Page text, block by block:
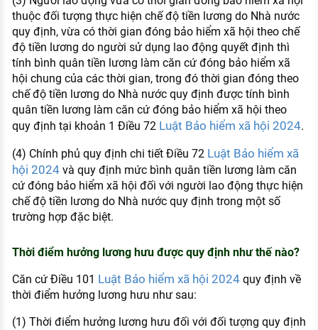
thuộc đối tượng thực hiện chế độ tiền lương do Nhà nước
quy định, vừa có thời gian đóng bảo hiểm xã hội theo chế
độ tiền lương do người sử dụng lao động quyết định thì
tính bình quân tiền lương làm căn cứ đóng bảo hiểm xã
hội chung của các thời gian, trong đó thời gian đóng theo
chế độ tiền lương do Nhà nước quy định được tính bình
quân tiền lương làm căn cứ đóng bảo hiểm xã hội theo
quy định tại khoản 1 Điều 72 Luật Bảo hiểm xã hội 2024.
(4) Chính phủ quy định chi tiết Điều 72Luật Bảo hiểm xã
hội 2024và quy định mức bình quân tiền lương làm căn
cứ đóng bảo hiểm xã hội đối với người lao động thực hiện
chế độ tiền lương do Nhà nước quy định trong một số
trường hợp đặc biệt.
Thời điểm hưởng lương hưu được quy định như thế nào?
Căn cứ Điều 101 Luật Bảo hiểm xã hội 2024 quy định về
thời điểm hưởng lương hưu như sau:
(1) Thời điểm hưởng lương hưu đối với đối tượng quy định